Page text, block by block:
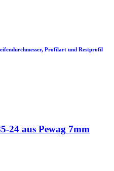
Profilart und Restprofil
24 aus Pewag 7mm